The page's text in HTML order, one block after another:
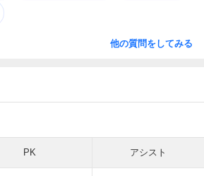
他の質問をしてみる
PK アシスト